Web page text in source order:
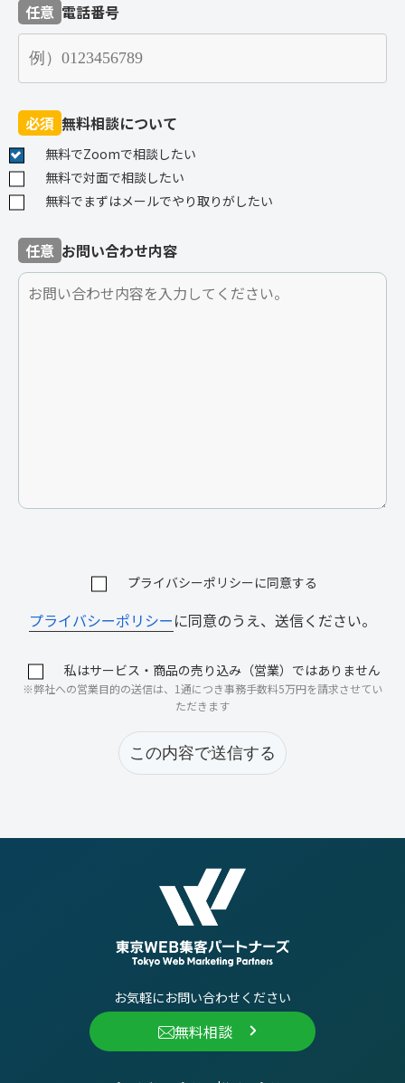
任意 電話番号
必須 無料相談について
無料でZoomで相談したい
無料で対面で相談したい
無料でまずはメールでやり取りがしたい
任意 お問い合わせ内容
プライバシーポリシーに同意する
プライバシーポリシーに同意のうえ、送信ください。
私はサービス・商品の売り込み（営業）ではありません
※弊社への営業目的の送信は、1通につき事務手数料5万円を請求させてい
ただきます
お気軽にお問い合わせください
無料相談